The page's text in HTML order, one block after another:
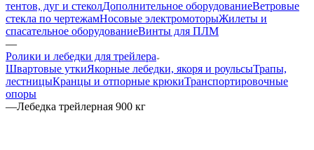
тентов, дуг и стеколДополнительное оборудованиеВетровые
стекла по чертежамНосовые электромоторыЖилеты и
спасательное оборудованиеВинты для ПЛМ
—
Ролики и лебедки для трейлера
Швартовые уткиЯкорные лебедки, якоря и роульсыТрапы,
лестницыКранцы и отпорные крюкиТранспортировочные
опоры
—Лебедка трейлерная 900 кг